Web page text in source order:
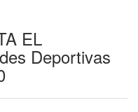
EL
Deportivas